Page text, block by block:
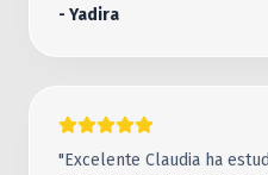
- Yadira
"Excelente Claudia ha